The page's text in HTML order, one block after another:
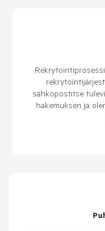
sähköpostitse
hakemuksen ja